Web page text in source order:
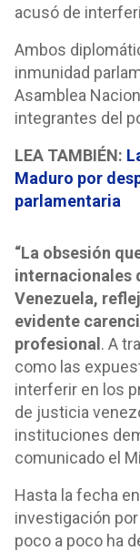
acusó de
Ambos
inmunidad
Asamblea
integrantes del
LEA TAMBIÉN:
Maduro por
parlamentaria
“La obsesión
internacionales
Venezuela,
evidente
profesional . A
como las
interferir en los
de justicia
instituciones
comunicado el
Hasta la fecha
investigación
poco a poco ha